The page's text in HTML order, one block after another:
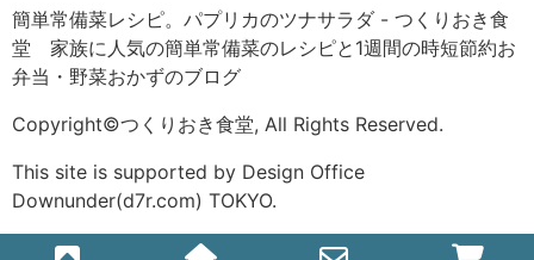
簡単常備菜レシピ。パプリカのツナサラダ - つくりおき食
堂 家族に人気の簡単常備菜のレシピと1週間の時短節約お
弁当・野菜おかずのブログ
Copyright©つくりおき食堂, All Rights Reserved.
This site is supported by Design Office
Downunder(d7r.com) TOKYO.